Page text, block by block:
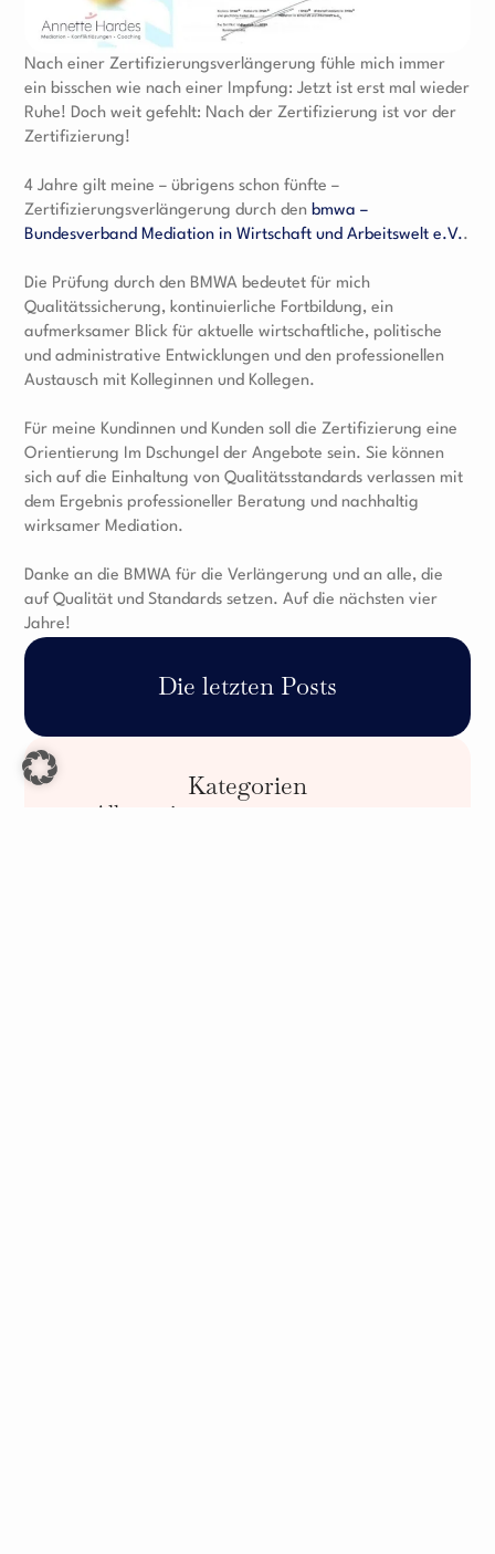
Nach einer Zertifizierungsverlängerung fühle mich immer
ein bisschen wie nach einer Impfung: Jetzt ist erst mal wieder
Ruhe! Doch weit gefehlt: Nach der Zertifizierung ist vor der
Zertifizierung!
4 Jahre gilt meine – übrigens schon fünfte –
Zertifizierungsverlängerung durch denbmwa –
Bundesverband Mediation in Wirtschaft und Arbeitswelt e.V..
Die Prüfung durch den BMWA bedeutet für mich
Qualitätssicherung, kontinuierliche Fortbildung, ein
aufmerksamer Blick für aktuelle wirtschaftliche, politische
und administrative Entwicklungen und den professionellen
Austausch mit Kolleginnen und Kollegen.
Für meine Kundinnen und Kunden soll die Zertifizierung eine
Orientierung Im Dschungel der Angebote sein. Sie können
sich auf die Einhaltung von Qualitätsstandards verlassen mit
dem Ergebnis professioneller Beratung und nachhaltig
wirksamer Mediation.
Danke an die BMWA für die Verlängerung und an alle, die
auf Qualität und Standards setzen. Auf die nächsten vier
Jahre!
Die letzten Posts
Kategorien
Allgemein